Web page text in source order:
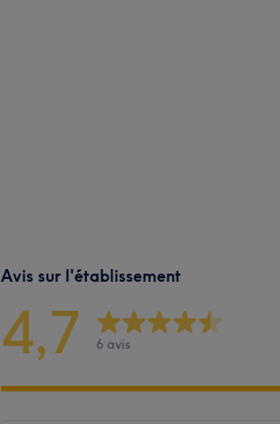
Avis sur l'établissement
4,7 6 avis